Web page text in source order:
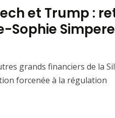
et Trump :
grands financiers de la
forcenée à la régulation